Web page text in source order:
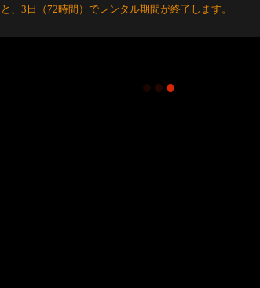
、3日（72時間）でレンタル期間が終了します。